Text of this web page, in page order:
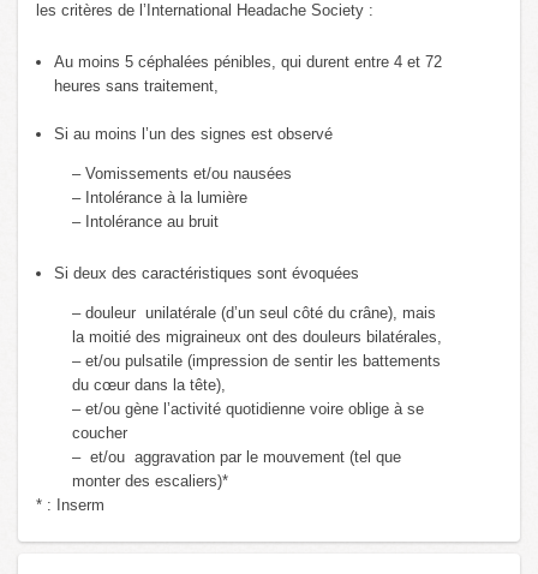
les critères de l’International Headache Society :
Au moins 5 céphalées pénibles, qui durent entre 4 et 72
heures sans traitement,
Si au moins l’un des signes est observé
– Vomissements et/ou nausées
– Intolérance à la lumière
– Intolérance au bruit
Si deux des caractéristiques sont évoquées
– douleur unilatérale (d’un seul côté du crâne), mais
la moitié des migraineux ont des douleurs bilatérales,
– et/ou pulsatile (impression de sentir les battements
du cœur dans la tête),
– et/ou gène l’activité quotidienne voire oblige à se
coucher
– et/ou aggravation par le mouvement (tel que
monter des escaliers)*
* : Inserm